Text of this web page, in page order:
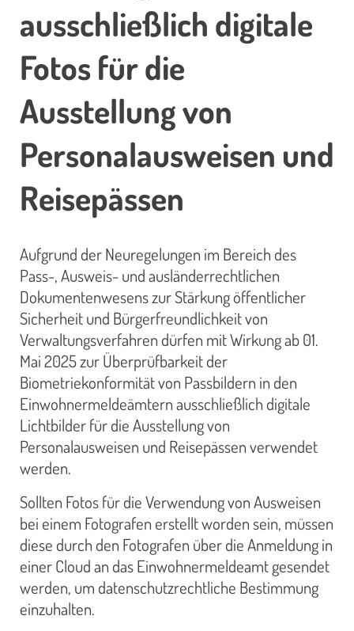
ausschließlich digitale
Fotos für die
Ausstellung von
Personalausweisen und
Reisepässen
Aufgrund der Neuregelungen im Bereich des
Pass-, Ausweis- und ausländerrechtlichen
Dokumentenwesens zur Stärkung öffentlicher
Sicherheit und Bürgerfreundlichkeit von
Verwaltungsverfahren dürfen mit Wirkung ab 01.
Mai 2025 zur Überprüfbarkeit der
Biometriekonformität von Passbildern in den
Einwohnermeldeämtern ausschließlich digitale
Lichtbilder für die Ausstellung von
Personalausweisen und Reisepässen verwendet
werden.
Sollten Fotos für die Verwendung von Ausweisen
bei einem Fotografen erstellt worden sein, müssen
diese durch den Fotografen über die Anmeldung in
einer Cloud an das Einwohnermeldeamt gesendet
werden, um datenschutzrechtliche Bestimmung
einzuhalten.